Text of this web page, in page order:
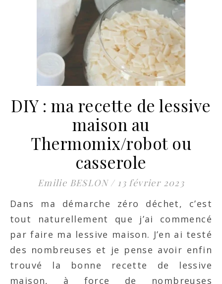
DIY : ma recette de lessive
maison au
Thermomix/robot ou
casserole
Emilie BESLON / 13 février 2023
Dans ma démarche zéro déchet, c’est
tout naturellement que j’ai commencé
par faire ma lessive maison. J’en ai testé
des nombreuses et je pense avoir enfin
trouvé la bonne recette de lessive
maison, à force de nombreuses